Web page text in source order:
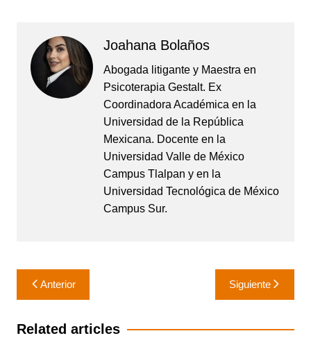
Joahana Bolaños
Abogada litigante y Maestra en
Psicoterapia Gestalt. Ex
Coordinadora Académica en la
Universidad de la República
Mexicana. Docente en la
Universidad Valle de México
Campus Tlalpan y en la
Universidad Tecnológica de México
Campus Sur.
Navegación
de
entradas
Anterior Siguiente
Related articles